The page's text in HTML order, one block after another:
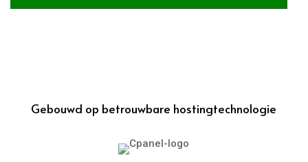
Gebouwd op betrouwbare hostingtechnologie